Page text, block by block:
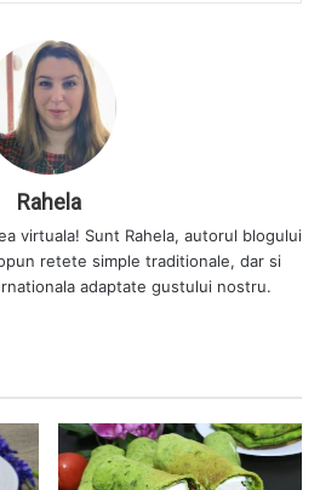
Rahela
virtuala! Sunt Rahela, autorul blogului
retete simple traditionale, dar si
adaptate gustului nostru.